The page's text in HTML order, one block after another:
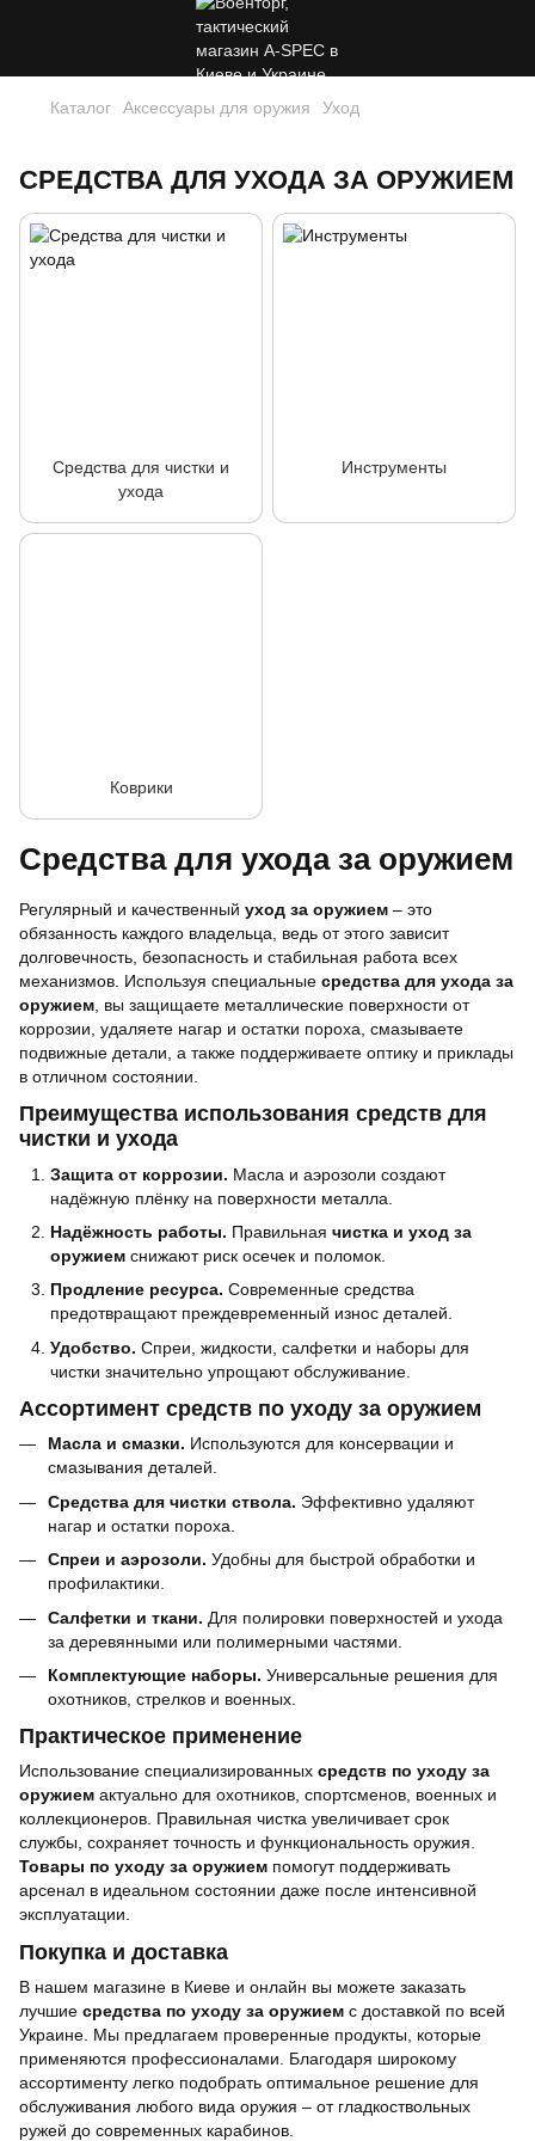
Каталог Аксессуары для оружия Уход
СРЕДСТВА ДЛЯ УХОДА ЗА ОРУЖИЕМ
Средства для ухода за оружием
Регулярный и качественный уход за оружием – это
обязанность каждого владельца, ведь от этого зависит
долговечность, безопасность и стабильная работа всех
механизмов. Используя специальные средства для ухода за
оружием , вы защищаете металлические поверхности от
коррозии, удаляете нагар и остатки пороха, смазываете
подвижные детали, а также поддерживаете оптику и приклады
в отличном состоянии.
Преимущества использования средств для
чистки и ухода
Защита от коррозии. Масла и аэрозоли создают
надёжную плёнку на поверхности металла.
Надёжность работы. Правильная чистка и уход за
оружием снижают риск осечек и поломок.
Продление ресурса. Современные средства
предотвращают преждевременный износ деталей.
Удобство. Спреи, жидкости, салфетки и наборы для
чистки значительно упрощают обслуживание.
Ассортимент средств по уходу за оружием
Масла и смазки. Используются для консервации и
смазывания деталей.
Средства для чистки ствола. Эффективно удаляют
нагар и остатки пороха.
Спреи и аэрозоли. Удобны для быстрой обработки и
профилактики.
Салфетки и ткани. Для полировки поверхностей и ухода
за деревянными или полимерными частями.
Комплектующие наборы. Универсальные решения для
охотников, стрелков и военных.
Практическое применение
Использование специализированных средств по уходу за
оружием актуально для охотников, спортсменов, военных и
коллекционеров. Правильная чистка увеличивает срок
службы, сохраняет точность и функциональность оружия.
Товары по уходу за оружием помогут поддерживать
арсенал в идеальном состоянии даже после интенсивной
эксплуатации.
Покупка и доставка
В нашем магазине в Киеве и онлайн вы можете заказать
лучшие средства по уходу за оружием с доставкой по всей
Украине. Мы предлагаем проверенные продукты, которые
применяются профессионалами. Благодаря широкому
ассортименту легко подобрать оптимальное решение для
обслуживания любого вида оружия – от гладкоствольных
ружей до современных карабинов.
Средства для чистки и
ухода
Инструменты
Коврики